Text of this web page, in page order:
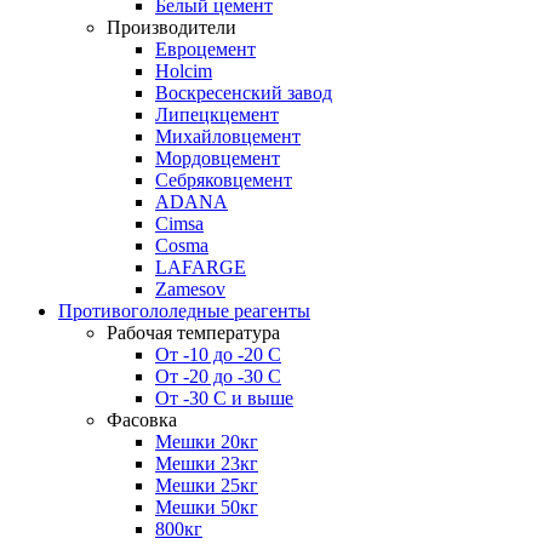
Белый цемент
Производители
Евроцемент
Holcim
Воскресенский завод
Липецкцемент
Михайловцемент
Мордовцемент
Себряковцемент
ADANA
Cimsa
Cosma
LAFARGE
Zamesov
Противогололедные реагенты
Рабочая температура
От -10 до -20 С
От -20 до -30 С
От -30 С и выше
Фасовка
Мешки 20кг
Мешки 23кг
Мешки 25кг
Мешки 50кг
800кг